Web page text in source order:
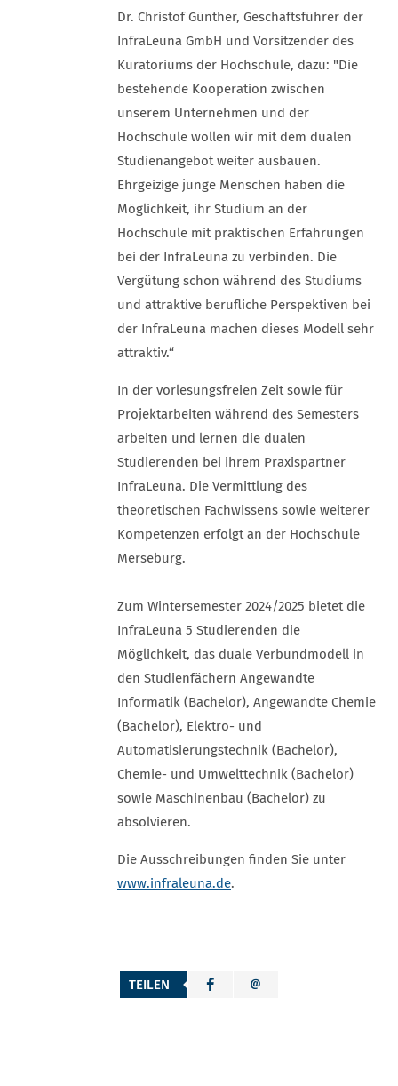
Dr. Christof Günther, Geschäftsführer der
InfraLeuna GmbH und Vorsitzender des
Kuratoriums der Hochschule, dazu: "Die
bestehende Kooperation zwischen
unserem Unternehmen und der
Hochschule wollen wir mit dem dualen
Studienangebot weiter ausbauen.
Ehrgeizige junge Menschen haben die
Möglichkeit, ihr Studium an der
Hochschule mit praktischen Erfahrungen
bei der InfraLeuna zu verbinden. Die
Vergütung schon während des Studiums
und attraktive berufliche Perspektiven bei
der InfraLeuna machen dieses Modell sehr
attraktiv.“
In der vorlesungsfreien Zeit sowie für
Projektarbeiten während des Semesters
arbeiten und lernen die dualen
Studierenden bei ihrem Praxispartner
InfraLeuna. Die Vermittlung des
theoretischen Fachwissens sowie weiterer
Kompetenzen erfolgt an der Hochschule
Merseburg.
Zum Wintersemester 2024/2025 bietet die
InfraLeuna 5 Studierenden die
Möglichkeit, das duale Verbundmodell in
den Studienfächern Angewandte
Informatik (Bachelor), Angewandte Chemie
(Bachelor), Elektro- und
Automatisierungstechnik (Bachelor),
Chemie- und Umwelttechnik (Bachelor)
sowie Maschinenbau (Bachelor) zu
absolvieren.
Die Ausschreibungen finden Sie unter
www.infraleuna.de.
TEILEN